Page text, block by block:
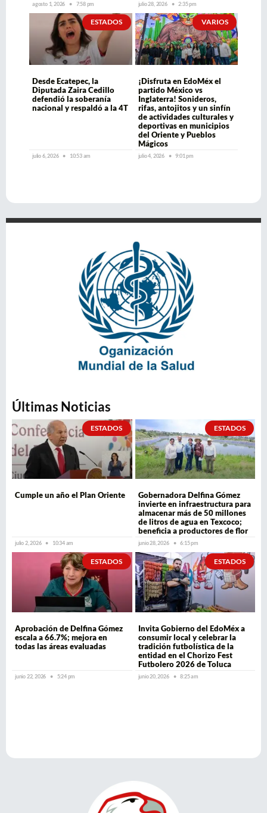
agosto 1, 2026 7:58 pm julio 28, 2026 2:35 pm
ESTADOS
Desde Ecatepec, la
Diputada Zaira Cedillo
defendió la soberanía
nacional y respaldó a la 4T
julio 6, 2026 10:53 am
VARIOS
¡Disfruta en EdoMéx el
partido México vs
Inglaterra! Sonideros,
rifas, antojitos y un sinfín
de actividades culturales y
deportivas en municipios
del Oriente y Pueblos
Mágicos
julio 4, 2026 9:01 pm
Últimas Noticias
ESTADOS
Cumple un año el Plan Oriente
julio 2, 2026 10:34 am
ESTADOS
Gobernadora Delfina Gómez
invierte en infraestructura para
almacenar más de 50 millones
de litros de agua en Texcoco;
beneficia a productores de flor
junio 28, 2026 6:15 pm
ESTADOS
Aprobación de Delfina Gómez
escala a 66.7%; mejora en
todas las áreas evaluadas
junio 22, 2026 5:24 pm
ESTADOS
Invita Gobierno del EdoMéx a
consumir local y celebrar la
tradición futbolística de la
entidad en el Chorizo Fest
Futbolero 2026 de Toluca
junio 20, 2026 8:25 am